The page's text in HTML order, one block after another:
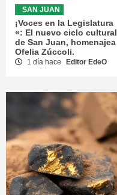
SAN JUAN
¡Voces en la Legislatura
«: El nuevo ciclo cultural
de San Juan, homenajea
Ofelia Zúccoli.
1 día hace Editor EdeO